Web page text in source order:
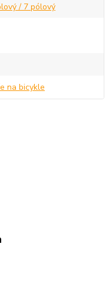
/ 7 pólový
na bicykle